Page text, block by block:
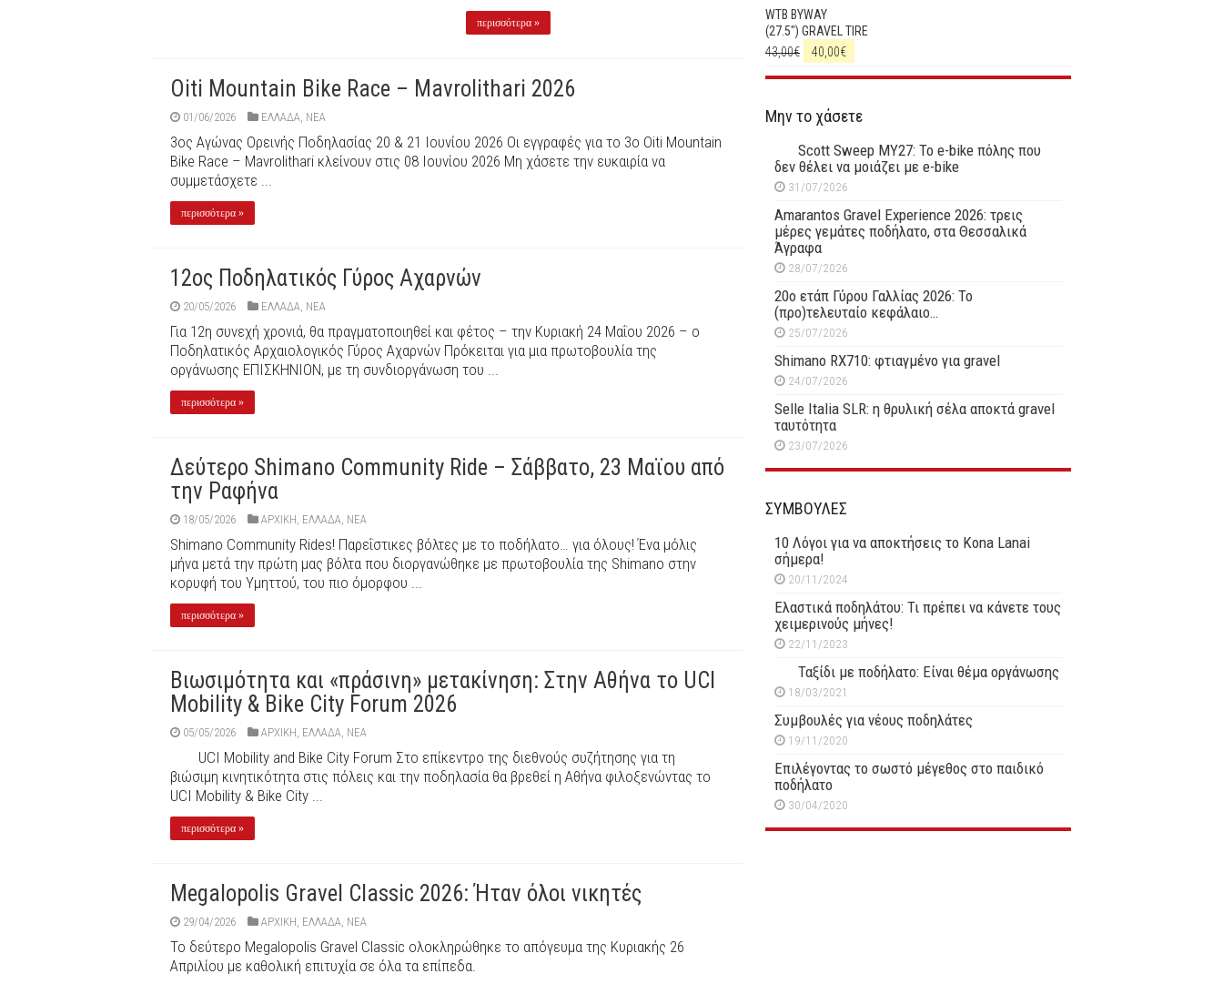
περισσότερα »
Oiti Mountain Bike Race – Mavrolithari 2026
01/06/2026 ΕΛΛΑΔΑ, ΝΕΑ
3ος Αγώνας Ορεινής Ποδηλασίας 20 & 21 Ιουνίου 2026 Οι εγγραφές για το 3ο Oiti Mountain
Bike Race – Mavrolithari κλείνουν στις 08 Ιουνίου 2026 Μη χάσετε την ευκαιρία να
συμμετάσχετε ...
περισσότερα »
12ος Ποδηλατικός Γύρος Αχαρνών
20/05/2026 ΕΛΛΑΔΑ, ΝΕΑ
Για 12η συνεχή χρονιά, θα πραγματοποιηθεί και φέτος – την Κυριακή 24 Μαΐου 2026 – ο
Ποδηλατικός Αρχαιολογικός Γύρος Αχαρνών Πρόκειται για μια πρωτοβουλία της
οργάνωσης ΕΠΙΣΚΗΝΙΟΝ, με τη συνδιοργάνωση του ...
περισσότερα »
Δεύτερo Shimano Community Ride – Σάββατο, 23 Μαϊου από
την Ραφήνα
18/05/2026 ΑΡΧΙΚΉ, ΕΛΛΑΔΑ, ΝΕΑ
Shimano Community Rides! Παρεΐστικες βόλτες με το ποδήλατο… για όλους! Ένα μόλις
μήνα μετά την πρώτη μας βόλτα που διοργανώθηκε με πρωτοβουλία της Shimano στην
κορυφή του Υμηττού, του πιο όμορφου ...
περισσότερα »
Βιωσιμότητα και «πράσινη» μετακίνηση: Στην Αθήνα το UCI
Mobility & Bike City Forum 2026
05/05/2026 ΑΡΧΙΚΉ, ΕΛΛΑΔΑ, ΝΕΑ
UCI Mobility and Bike City Forum Στο επίκεντρο της διεθνούς συζήτησης για τη
βιώσιμη κινητικότητα στις πόλεις και την ποδηλασία θα βρεθεί η Αθήνα φιλοξενώντας το
UCI Mobility & Bike City ...
περισσότερα »
Megalopolis Gravel Classic 2026: Ήταν όλοι νικητές
29/04/2026 ΑΡΧΙΚΉ, ΕΛΛΑΔΑ, ΝΕΑ
Το δεύτερο Megalopolis Gravel Classic ολοκληρώθηκε το απόγευμα της Κυριακής 26
Απριλίου με καθολική επιτυχία σε όλα τα επίπεδα.
WTB BYWAY
(27.5") GRAVEL TIRE
43,00€ 40,00€
Μην το χάσετε
Scott Sweep MY27: Το e-bike πόλης που
δεν θέλει να μοιάζει με e-bike
31/07/2026
Amarantos Gravel Experience 2026: τρεις
μέρες γεμάτες ποδήλατο, στα Θεσσαλικά
Άγραφα
28/07/2026
20ο ετάπ Γύρου Γαλλίας 2026: Το
(προ)τελευταίο κεφάλαιο…
25/07/2026
Shimano RX710: φτιαγμένο για gravel
24/07/2026
Selle Italia SLR: η θρυλική σέλα αποκτά gravel
ταυτότητα
23/07/2026
ΣΥΜΒΟΥΛΕΣ
10 Λόγοι για να αποκτήσεις το Kona Lanai
σήμερα!
20/11/2024
Ελαστικά ποδηλάτου: Τι πρέπει να κάνετε τους
χειμερινούς μήνες!
22/11/2023
Ταξίδι με ποδήλατο: Είναι θέμα οργάνωσης
18/03/2021
Συμβουλές για νέους ποδηλάτες
19/11/2020
Επιλέγοντας το σωστό μέγεθος στο παιδικό
ποδήλατο
30/04/2020